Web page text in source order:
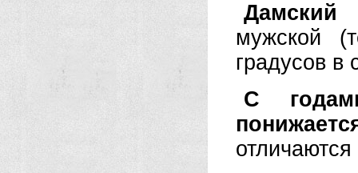
Дамский
мужской
градусов в
С